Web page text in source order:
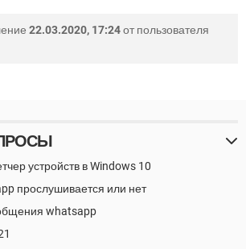
22.03.2020, 17:24от пользователя
устройств в Windows 10
прослушивается или нет
whatsapp